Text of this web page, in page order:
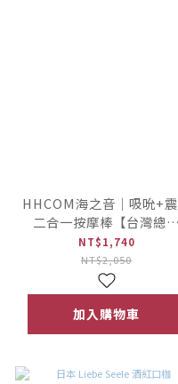
HHCOM海之音｜吸吮+
二合一按摩棒【台灣總代
理・台日設計】 + iroha私
密沐浴乳(組合價)
NT$1,740
NT$2,050
加入購物車